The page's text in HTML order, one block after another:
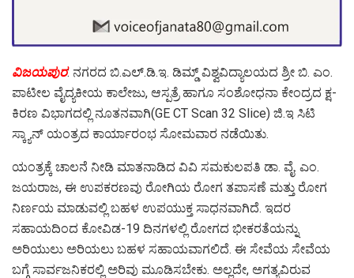
ವಿಜಯಪುರ: ನಗರದ ಬಿ.ಎಲ್.ಡಿ.ಇ. ಡಿಮ್ಡ್ ವಿಶ್ವವಿದ್ಯಾಲಯದ ಶ್ರೀ ಬಿ. ಎಂ.
ಪಾಟೀಲ ವೈದ್ಯಕೀಯ ಕಾಲೇಜು, ಆಸ್ಪತ್ರೆ ಹಾಗೂ ಸಂಶೋಧನಾ ಕೇಂದ್ರದ ಕ್ಷ-
ಕಿರಣ ವಿಭಾಗದಲ್ಲಿ ನೂತನವಾಗಿ(GE CT Scan 32 Slice) ಜಿ.ಇ ಸಿಟಿ
ಸ್ಕ್ಯಾನ್ ಯಂತ್ರದ ಕಾರ್ಯಾರಂಭ ಸೋಮವಾರ ನಡೆಯಿತು.
ಯಂತ್ರಕ್ಕೆ ಚಾಲನೆ ನೀಡಿ ಮಾತನಾಡಿದ ವಿವಿ ಸಮಕುಲಪತಿ ಡಾ. ವೈ. ಎಂ.
ಜಯರಾಜ, ಈ‌ ಉಪಕರಣವು ರೋಗಿಯ ರೋಗ ತಪಾಸಣೆ ಮತ್ತು ರೋಗ
ನಿರ್ಣಯ ಮಾಡುವಲ್ಲಿ ಬಹಳ ಉಪಯುಕ್ತ ಸಾಧನವಾಗಿದೆ. ಇದರ
ಸಹಾಯದಿಂದ ಕೋವಿಡ-19 ದಿನಗಳಲ್ಲಿ ರೋಗದ ಭೀಕರತೆಯನ್ನು
ಅರಿಯುಲು ಅರಿಯಲು ಬಹಳ ಸಹಾಯವಾಗಲಿದೆ. ಈ ಸೇವೆಯ ಸೇವೆಯ
ಬಗ್ಗೆ ಸಾರ್ವಜನಿಕರಲ್ಲಿ ಅರಿವು ಮೂಡಿಸಬೇಕು. ಅಲ್ಲದೇ, ಅಗತ್ಯವಿರುವ